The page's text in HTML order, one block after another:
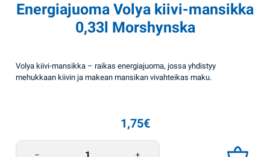
Energiajuoma Volya kiivi-mansikka
0,33l Morshynska
Volya kiivi-mansikka – raikas energiajuoma, jossa yhdistyy
mehukkaan kiivin ja makean mansikan vivahteikas maku.
1,75€
Energiajuoma Volya kiivi-mansikka 0,33l Morshynska määrä